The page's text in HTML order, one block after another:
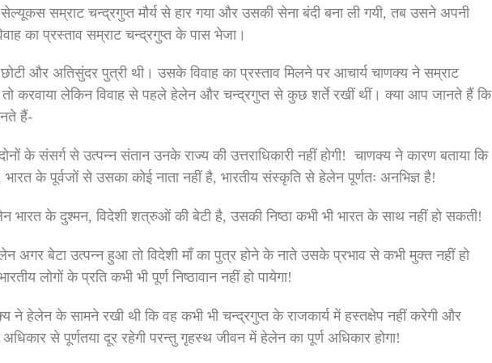
सम्राट चन्द्रगुप्त मौर्य से हार गया और उसकी सेना बंदी बना ली गयी, तब उसने अपनी
का प्रस्ताव सम्राट चन्द्रगुप्त के पास भेजा।
और अतिसुंदर पुत्री थी। उसके विवाह का प्रस्ताव मिलने पर आचार्य चाणक्य ने सम्राट
तो करवाया लेकिन विवाह से पहले हेलेन और चन्द्रगुप्त से कुछ शर्ते रखीं थीं। क्या आप जानते हैं कि
हैं-
के संसर्ग से उत्पन्न संतान उनके राज्य की उत्तराधिकारी नहीं होगी! चाणक्य ने कारण बताया कि
के पूर्वजों से उसका कोई नाता नहीं है, भारतीय संस्कृति से हेलेन पूर्णतः अनभिज्ञ है!
भारत के दुश्मन, विदेशी शत्रुओं की बेटी है, उसकी निष्ठा कभी भी भारत के साथ नहीं हो सकती!
अगर बेटा उत्पन्न हुआ तो विदेशी माँ का पुत्र होने के नाते उसके प्रभाव से कभी मुक्त नहीं हो
लोगों के प्रति कभी भी पूर्ण निष्ठावान नहीं हो पायेगा!
ने हेलेन के सामने रखी थी कि वह कभी भी चन्द्रगुप्त के राजकार्य में हस्तक्षेप नहीं करेगी और
से पूर्णतया दूर रहेगी परन्तु गृहस्थ जीवन में हेलेन का पूर्ण अधिकार होगा!